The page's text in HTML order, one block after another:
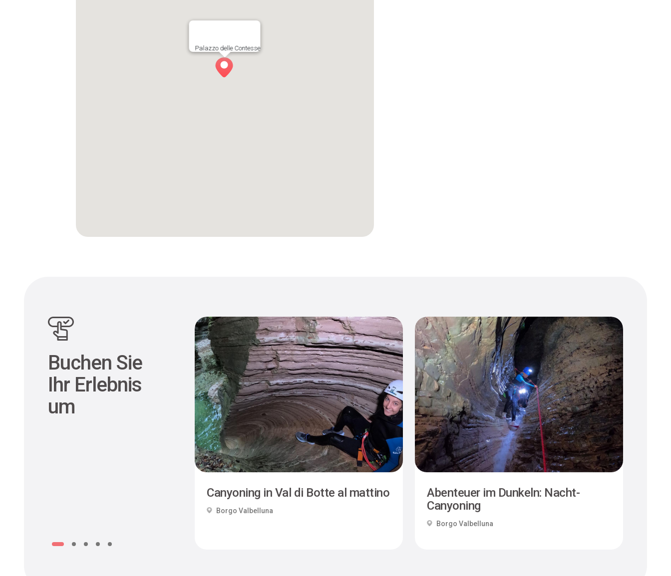
Palazzo delle Contesse
Buchen Sie
Ihr Erlebnis
um
Canyoning in Val di Botte al mattino
Borgo Valbelluna
Abenteuer im Dunkeln: Nacht-
Canyoning
Borgo Valbelluna